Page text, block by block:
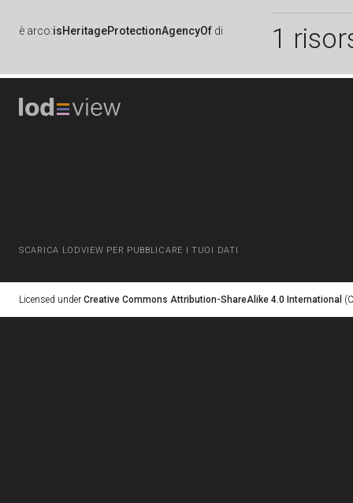
è arco:isHeritageProtectionAgencyOf di 1
SCARICA LODVIEW PER PUBBLICARE I TUOI DATI
Licensed under Creative Commons Attribution-ShareAlike 4.0 International